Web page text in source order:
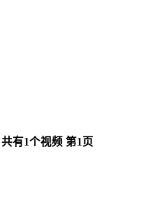
共有1个视频 第1 页